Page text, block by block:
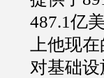
487.1亿
上他现
对基础